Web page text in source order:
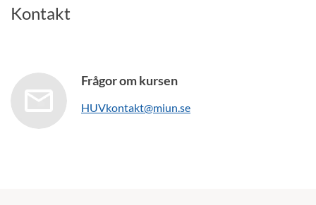
Kontakt
Frågor om kursen
HUVkontakt@miun.se